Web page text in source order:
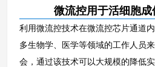
微流控用于活细胞
利用微流控技术在微流控芯片通道
多生物学、医学等领域的工作人员
会，通过该技术可以大规模的降低